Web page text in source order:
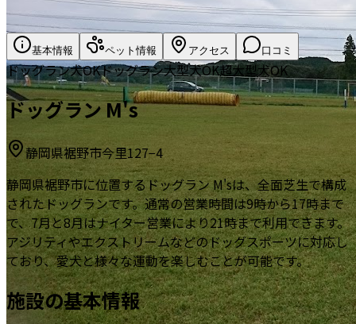
基本情報 ペット情報 アクセス 口コミ
ドッグラン犬OKドッグラン大型犬OK超大型犬OK
ドッグラン M's
静岡県裾野市今里127−4
静岡県裾野市に位置するドッグラン M'sは、全面芝生で構成
されたドッグランです。通常の営業時間は9時から17時まで
で、7月と8月はナイター営業により21時まで利用できます。
アジリティやエクストリームなどのドッグスポーツに対応し
ており、愛犬と様々な運動を楽しむことが可能です。
施設の基本情報